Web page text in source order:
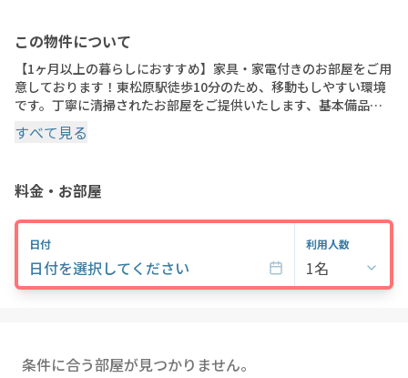
この物件について
【1ヶ月以上の暮らしにおすすめ】家具・家電付きのお部屋をご用
意しております！東松原駅徒歩10分のため、移動もしやすい環境
です。丁寧に清掃されたお部屋をご提供いたします、基本備品は
60種類以上・固定Wifi・綺麗で過ごしやすいお部屋でございま
す。※間取りや下記の設備・備品の項目が異なる場合がございま
すべて見る
料金・お部屋
日付
日付を選択してください
利用人数
1名
条件に合う部屋が見つかりません。